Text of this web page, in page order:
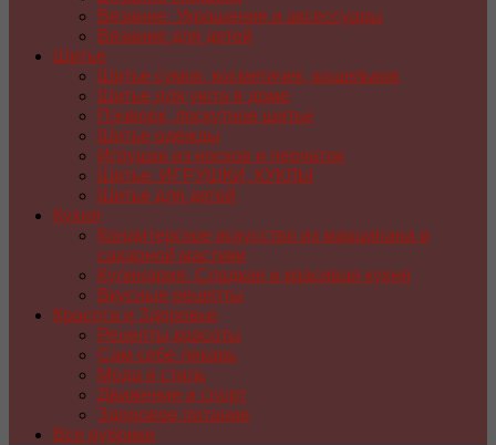
Вязание. Украшения и аксессуары
Вязание для детей
Шитье
Шитье сумок, косметичек, кошельков
Шитье для уюта в доме
Пэчворк, лоскутное шитье
Шитье одежды
Игрушки из носков и перчаток
Шитье. ИГРУШКИ, КУКЛЫ
Шитье для детей
Кухня
Кондитерское искусство из марципана и
сахарной мастики
Кулинария. Сладкая и красивая кухня
Вкусные рецепты
Красота и Здоровье
Рецепты красоты
Сам себе лекарь
Мода и стиль
Движение и спорт
Здоровое питание
Все рубрики